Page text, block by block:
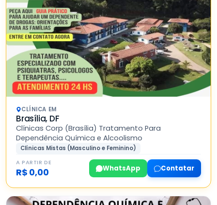
CLÍNICA EM
Brasília, DF
Clínicas Corp (Brasília) Tratamento Para
Dependência Química e Alcoolismo
Clínicas Mistas (Masculino e Feminino)
A PARTIR DE
R$ 0,00 WhatsApp Contatar